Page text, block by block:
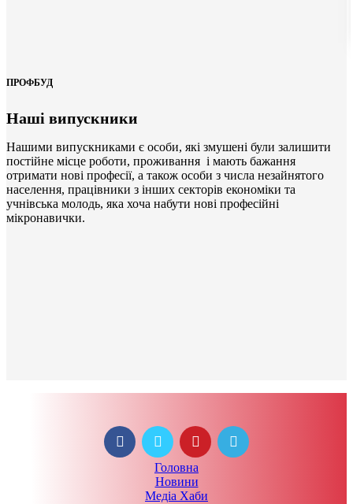
ПРОФБУД
Наші випускники
Нашими випускниками є особи, які змушені були залишити
постійне місце роботи, проживання і мають бажання
отримати нові професії, а також особи з числа незайнятого
населення, працівники з інших секторів економіки та
учнівська молодь, яка хоча набути нові професійні
мікронавички.
Головна
Новини
Медіа Хаби